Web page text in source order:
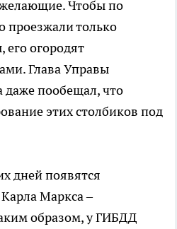
желающие. Чтобы по
проезжали только
огородят
Глава Управы
даже пообещал, что
этих столбиков под
дней появятся
Маркса –
образом, у ГИБДД